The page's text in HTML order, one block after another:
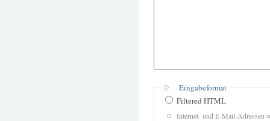
Eingabeformat
Filtered HTML
Internet- und E-Mail-Adressen